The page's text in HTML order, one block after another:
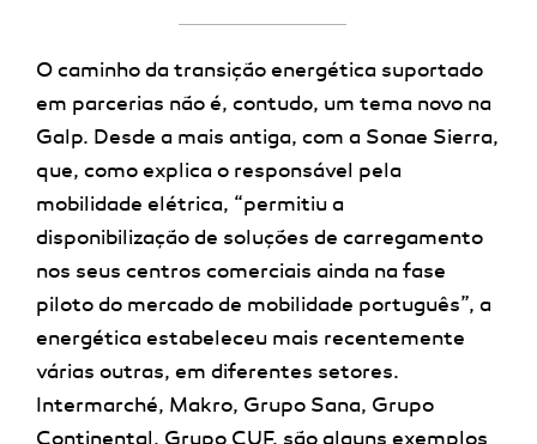
O caminho da transição energética suportado
em parcerias não é, contudo, um tema novo na
Galp. Desde a mais antiga, com a Sonae Sierra,
que, como explica o responsável pela
mobilidade elétrica, “permitiu a
disponibilização de soluções de carregamento
nos seus centros comerciais ainda na fase
piloto do mercado de mobilidade português”, a
energética estabeleceu mais recentemente
várias outras, em diferentes setores.
Intermarché, Makro, Grupo Sana, Grupo